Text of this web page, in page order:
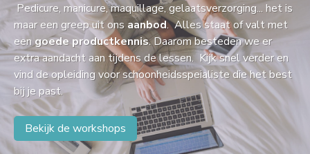
Pedicure, manicure, maquillage, gelaatsverzorging... het is
maar een greep uit ons aanbod. Alles staat of valt met
eengoede productkennis. Daarom besteden we er
extra aandacht aan tijdens de lessen. Kijk snel verder en
vind de opleiding voor schoonheidsspeialiste die het best
bij je past.
Bekijk de workshops